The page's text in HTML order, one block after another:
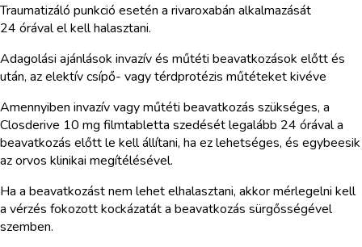
Traumatizáló punkció esetén a rivaroxabán alkalmazását
24 órával el kell halasztani.
Adagolási ajánlások invazív és műtéti beavatkozások előtt és
után, az elektív csípő- vagy térdprotézis műtéteket kivéve
Amennyiben invazív vagy műtéti beavatkozás szükséges, a
Closderive 10 mg filmtabletta szedését legalább 24 órával a
beavatkozás előtt le kell állítani, ha ez lehetséges, és egybeesik
az orvos klinikai megítélésével.
Ha a beavatkozást nem lehet elhalasztani, akkor mérlegelni kell
a vérzés fokozott kockázatát a beavatkozás sürgősségével
szemben.